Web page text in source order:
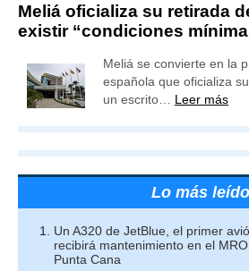
Meliá oficializa su retirada
existir “condiciones
Meliá se convierte en la
española que oficializa
un escrito… Leer más
Lo más leído
Un A320 de JetBlue, el primer
recibirá mantenimiento en el
Punta Cana